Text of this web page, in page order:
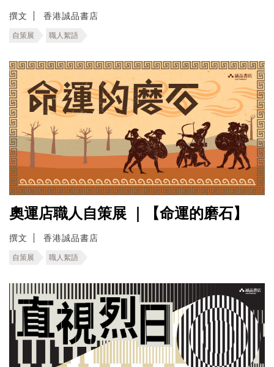
撰文 香港誠品書店
自策展 職人絮語
奧運店職人自策展 ｜【命運的磨石】
撰文 香港誠品書店
自策展 職人絮語